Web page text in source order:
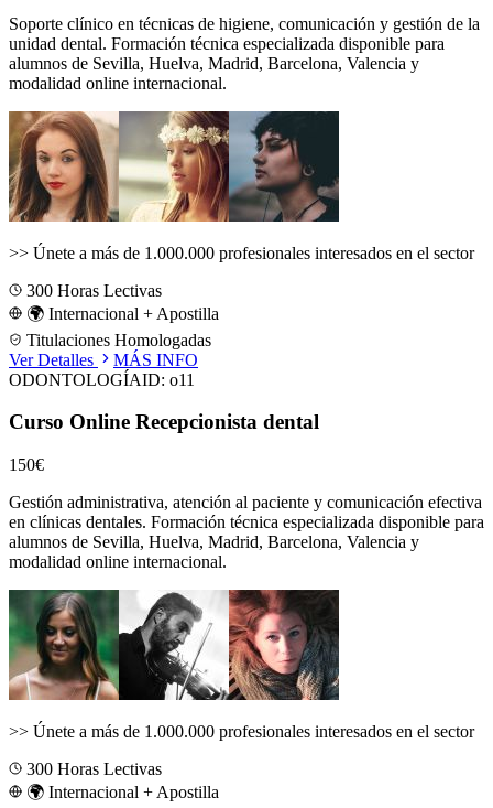
Soporte clínico en técnicas de higiene, comunicación y gestión de la
unidad dental. Formación técnica especializada disponible para
alumnos de Sevilla, Huelva, Madrid, Barcelona, Valencia y
modalidad online internacional.
>> Únete a más de 1.000.000 profesionales interesados en el sector
300 Horas Lectivas
🌍 Internacional + Apostilla
Titulaciones Homologadas
Ver Detalles
MÁS INFO
ODONTOLOGÍAID: o11
Curso Online Recepcionista dental
150€
Gestión administrativa, atención al paciente y comunicación efectiva
en clínicas dentales. Formación técnica especializada disponible para
alumnos de Sevilla, Huelva, Madrid, Barcelona, Valencia y
modalidad online internacional.
>> Únete a más de 1.000.000 profesionales interesados en el sector
300 Horas Lectivas
🌍 Internacional + Apostilla